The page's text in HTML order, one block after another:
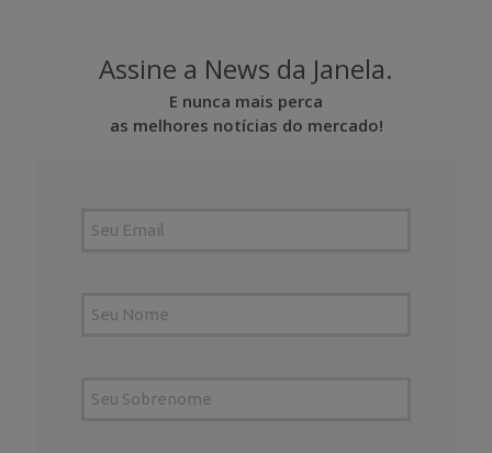
Assine a News da Janela.
E nunca mais perca
as melhores notícias do mercado!